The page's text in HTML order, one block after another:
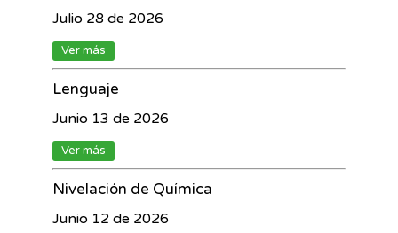
Julio 28 de 2026
Ver más
Lenguaje
Junio 13 de 2026
Ver más
Nivelación de Química
Junio 12 de 2026